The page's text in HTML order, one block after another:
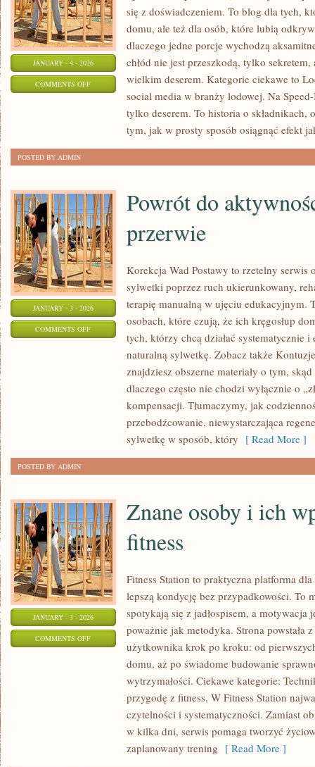
JANUARY - 4 - 2026
COMMENTS OFFON
CIEKAWOSTKI
się z doświadczeniem. To blog dla tych,
domu, ale też dla osób, które lubią
dlaczego jedne porcje wychodzą
chłód nie jest przeszkodą, tylko
wielkim deserem. Kategorie ciekawe to
social media w branży lodowej. Na
tylko deserem. To historia o składnikach,
tym, jak w prosty sposób osiągnąć efekt
POSTED BY ADMIN
JANUARY - 3 - 2026
COMMENTS OFFON
Powrót do
przerwie
Korekcja Wad Postawy to rzetelny serwis
sylwetki poprzez ruch ukierunkowany,
terapię manualną w ujęciu edukacyjnym.
osobach, które czują, że ich kręgosłup
tych, którzy chcą działać systematycznie
naturalną sylwetkę. Zobacz także
znajdziesz obszerne materiały o tym,
dlaczego często nie chodzi wyłącznie o
kompensacji. Tłumaczymy, jak
przebodźcowanie, niewystarczająca
sylwetkę w sposób, który [ Read More ]
POSTED BY ADMIN
JANUARY - 3 - 2026
COMMENTS OFFON
Znane osoby i ich
fitness
Fitness Station to praktyczna platforma
lepszą kondycję bez przypadkowości. To
spotykają się z jadłospisem, a motywacja
poważnie jak metodyka. Strona powstała
użytkownika krok po kroku: od
domu, aż po świadome budowanie
wytrzymałości. Ciekawe kategorie:
przygodę z fitness. W Fitness Station
czytelności i systematyczności. Zamiast
w kilka dni, serwis pomaga tworzyć
zaplanowany trening [ Read More ]